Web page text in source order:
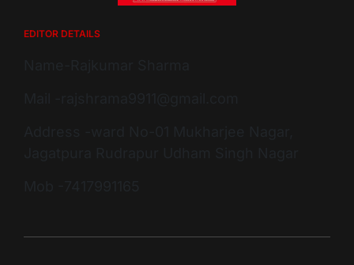
EDITOR DETAILS